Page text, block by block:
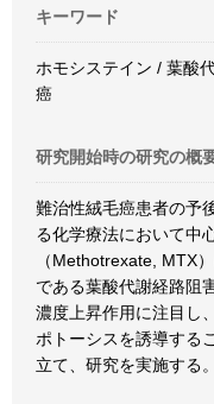
キーワード
ホモシステイン / 葉酸
癌
研究開始時の研究の概
難治性絨毛癌患者の予
る化学療法において中
（Methotrexate, MTX
である葉酸代謝経路阻
濃度上昇作用に注目し
ポトーシスを誘導する
立て、研究を実施する。